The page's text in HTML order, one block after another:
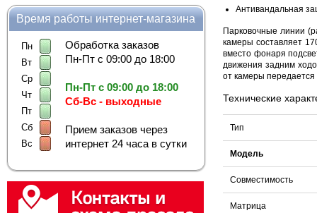
Время работы интернет-магазина
Пн
Вт
Ср
Чт
Пт
Сб
Вс
Обработка заказов
Пн-Пт с 09:00 до 18:00
Пн-Пт с 09:00 до 18:00
Сб-Вс - выходные
Прием заказов через
интернет 24 часа в сутки
Антивандальная
Парковочные линии
камеры составляет
вместо фонаря
движения задним
от камеры
Технические
Тип
Модель
Совместимость
Матрица